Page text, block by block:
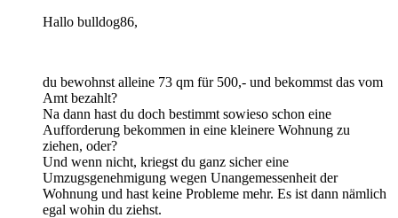
Hallo bulldog86,
du bewohnst alleine 73 qm für 500,- und bekommst das vom
Amt bezahlt?
Na dann hast du doch bestimmt sowieso schon eine
Aufforderung bekommen in eine kleinere Wohnung zu
ziehen, oder?
Und wenn nicht, kriegst du ganz sicher eine
Umzugsgenehmigung wegen Unangemessenheit der
Wohnung und hast keine Probleme mehr. Es ist dann nämlich
egal wohin du ziehst.